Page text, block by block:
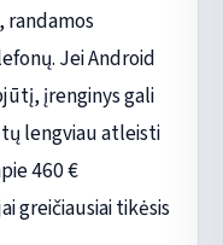
randamos
Jei Android
įrenginys gali
lengviau atleisti
460 €
greičiausiai tikėsis